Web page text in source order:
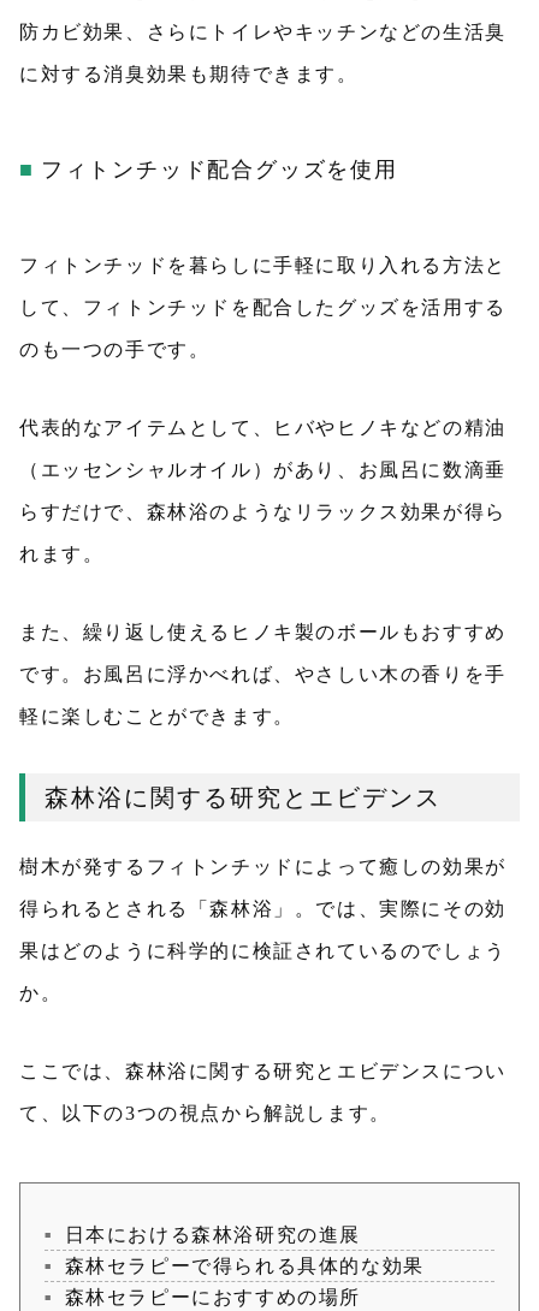
防カビ効果、さらにトイレやキッチンなどの生活臭
に対する消臭効果も期待できます。
フィトンチッド配合グッズを使用
フィトンチッドを暮らしに手軽に取り入れる方法と
して、フィトンチッドを配合したグッズを活用する
のも一つの手です。
代表的なアイテムとして、ヒバやヒノキなどの精油
（エッセンシャルオイル）があり、お風呂に数滴垂
らすだけで、森林浴のようなリラックス効果が得ら
れます。
また、繰り返し使えるヒノキ製のボールもおすすめ
です。お風呂に浮かべれば、やさしい木の香りを手
軽に楽しむことができます。
森林浴に関する研究とエビデンス
樹木が発するフィトンチッドによって癒しの効果が
得られるとされる「森林浴」。では、実際にその効
果はどのように科学的に検証されているのでしょう
か。
ここでは、森林浴に関する研究とエビデンスについ
て、以下の3つの視点から解説します。
日本における森林浴研究の進展
森林セラピーで得られる具体的な効果
森林セラピーにおすすめの場所